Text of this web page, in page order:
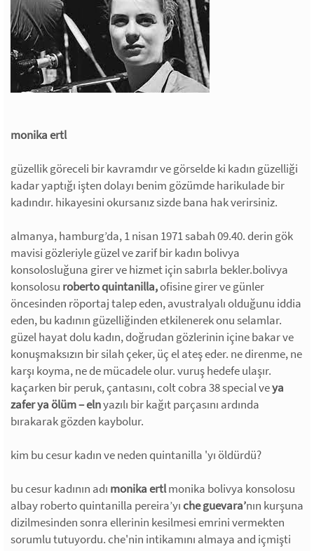
monika ertl
güzellik göreceli bir kavramdır ve görselde ki kadın güzelliği
kadar yaptığı işten dolayı benim gözümde harikulade bir
kadındır. hikayesini okursanız sizde bana hak verirsiniz.
almanya, hamburg’da, 1 nisan 1971 sabah 09.40. derin gök
mavisi gözleriyle güzel ve zarif bir kadın bolivya
konsolosluğuna girer ve hizmet için sabırla bekler.bolivya
konsolosu roberto quintanilla,ofisine girer ve günler
öncesinden röportaj talep eden, avustralyalı olduğunu iddia
eden, bu kadının güzelliğinden etkilenerek onu selamlar.
güzel hayat dolu kadın, doğrudan gözlerinin içine bakar ve
konuşmaksızın bir silah çeker, üç el ateş eder. ne direnme, ne
karşı koyma, ne de mücadele olur. vuruş hedefe ulaşır.
kaçarken bir peruk, çantasını, colt cobra 38 special veya
zafer ya ölüm – elnyazılı bir kağıt parçasını ardında
bırakarak gözden kaybolur.
kim bu cesur kadın ve neden quintanilla 'yı öldürdü?
bu cesur kadının adı monika ertlmonika bolivya konsolosu
albay roberto quintanilla pereira’yıche guevara’nın kurşuna
dizilmesinden sonra ellerinin kesilmesi emrini vermekten
sorumlu tutuyordu. che'nin intikamını almaya and içmişti